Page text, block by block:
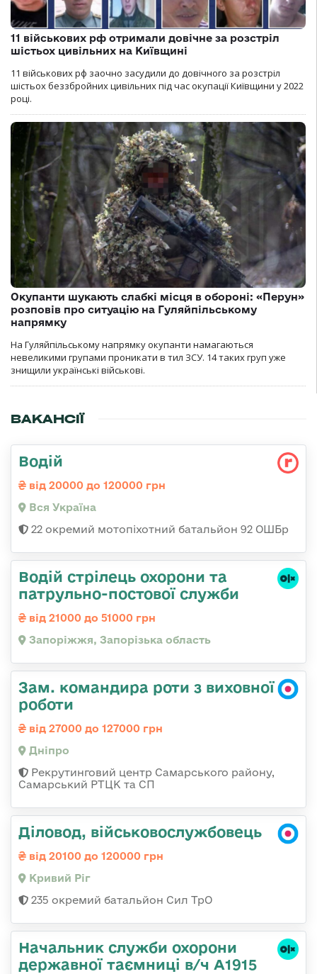
11 військових рф отримали довічне за розстріл
шістьох цивільних на Київщині
11 військових рф заочно засудили до довічного за розстріл
шістьох беззбройних цивільних під час окупації Київщини у 2022
році.
Окупанти шукають слабкі місця в обороні: «Перун»
розповів про ситуацію на Гуляйпільському
напрямку
На Гуляйпільському напрямку окупанти намагаються
невеликими групами проникати в тил ЗСУ. 14 таких груп уже
знищили українські військові.
ВАКАНСІЇ
Водій
від 20000 до 120000 грн
Вся Україна
22 окремий мотопіхотний батальйон 92 ОШБр
Водій стрілець охорони та
патрульно-постової служби
від 21000 до 51000 грн
Запоріжжя, Запорізька область
Зам. командира роти з виховної
роботи
від 27000 до 127000 грн
Дніпро
Рекрутинговий центр Самарського району,
Самарський РТЦК та СП
Діловод, військовослужбовець
від 20100 до 120000 грн
Кривий Ріг
235 окремий батальйон Сил ТрО
Начальник служби охорони
державної таємниці в/ч А1915